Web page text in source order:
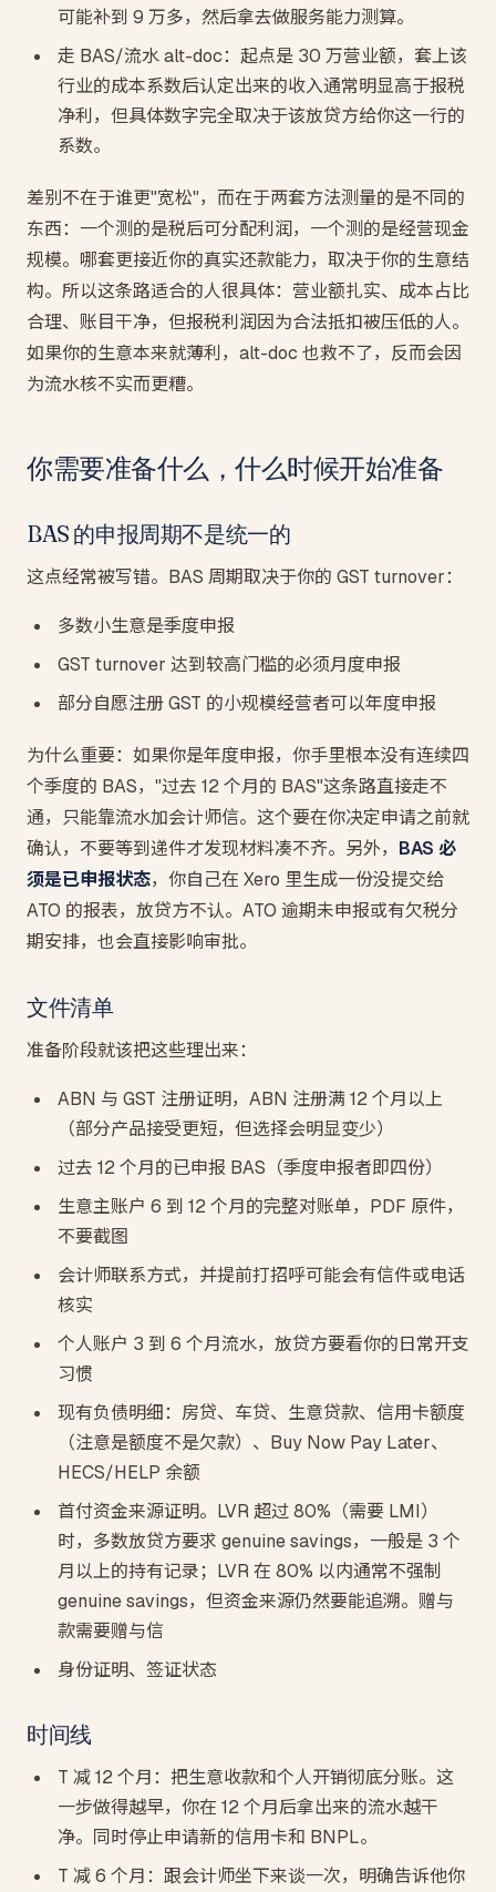
可能补到 9 万多，然后拿去做服务能力测算。
走 BAS/流水 alt-doc：起点是 30 万营业额，套上该
行业的成本系数后认定出来的收入通常明显高于报税
净利，但具体数字完全取决于该放贷方给你这一行的
系数。
差别不在于谁更"宽松"，而在于两套方法测量的是不同的
东西：一个测的是税后可分配利润，一个测的是经营现金
规模。哪套更接近你的真实还款能力，取决于你的生意结
构。所以这条路适合的人很具体：营业额扎实、成本占比
合理、账目干净，但报税利润因为合法抵扣被压低的人。
如果你的生意本来就薄利，alt-doc 也救不了，反而会因
为流水核不实而更糟。
你需要准备什么，什么时候开始准备
BAS 的申报周期不是统一的
这点经常被写错。BAS 周期取决于你的 GST turnover：
多数小生意是季度申报
GST turnover 达到较高门槛的必须月度申报
部分自愿注册 GST 的小规模经营者可以年度申报
为什么重要：如果你是年度申报，你手里根本没有连续四
个季度的 BAS，"过去 12 个月的 BAS"这条路直接走不
通，只能靠流水加会计师信。这个要在你决定申请之前就
确认，不要等到递件才发现材料凑不齐。另外， BAS 必
须是已申报状态，你自己在 Xero 里生成一份没提交给
ATO 的报表，放贷方不认。ATO 逾期未申报或有欠税分
期安排，也会直接影响审批。
文件清单
准备阶段就该把这些理出来：
ABN 与 GST 注册证明，ABN 注册满 12 个月以上
（部分产品接受更短，但选择会明显变少）
过去 12 个月的已申报 BAS（季度申报者即四份）
生意主账户 6 到 12 个月的完整对账单，PDF 原件，
不要截图
会计师联系方式，并提前打招呼可能会有信件或电话
核实
个人账户 3 到 6 个月流水，放贷方要看你的日常开支
习惯
现有负债明细：房贷、车贷、生意贷款、信用卡额度
（注意是额度不是欠款）、Buy Now Pay Later、
HECS/HELP 余额
首付资金来源证明。LVR 超过 80%（需要 LMI）
时，多数放贷方要求 genuine savings，一般是 3 个
月以上的持有记录；LVR 在 80% 以内通常不强制
genuine savings，但资金来源仍然要能追溯。赠与
款需要赠与信
身份证明、签证状态
时间线
T 减 12 个月：把生意收款和个人开销彻底分账。这
一步做得越早，你在 12 个月后拿出来的流水越干
净。同时停止申请新的信用卡和 BNPL。
T 减 6 个月：跟会计师坐下来谈一次，明确告诉他你